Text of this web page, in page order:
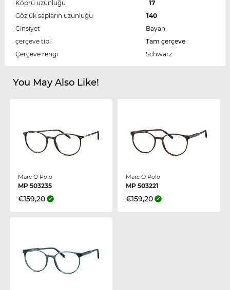
Köprü uzunluğu
17
Gözlük sapların uzunluğu
140
Cinsiyet
Bayan
çerçeve tipi
Tam çerçeve
Çerçeve rengi
Schwarz
You May Also Like!
Marc O Polo
MP 503235
€159,20
Marc O Polo
MP 503221
€159,20